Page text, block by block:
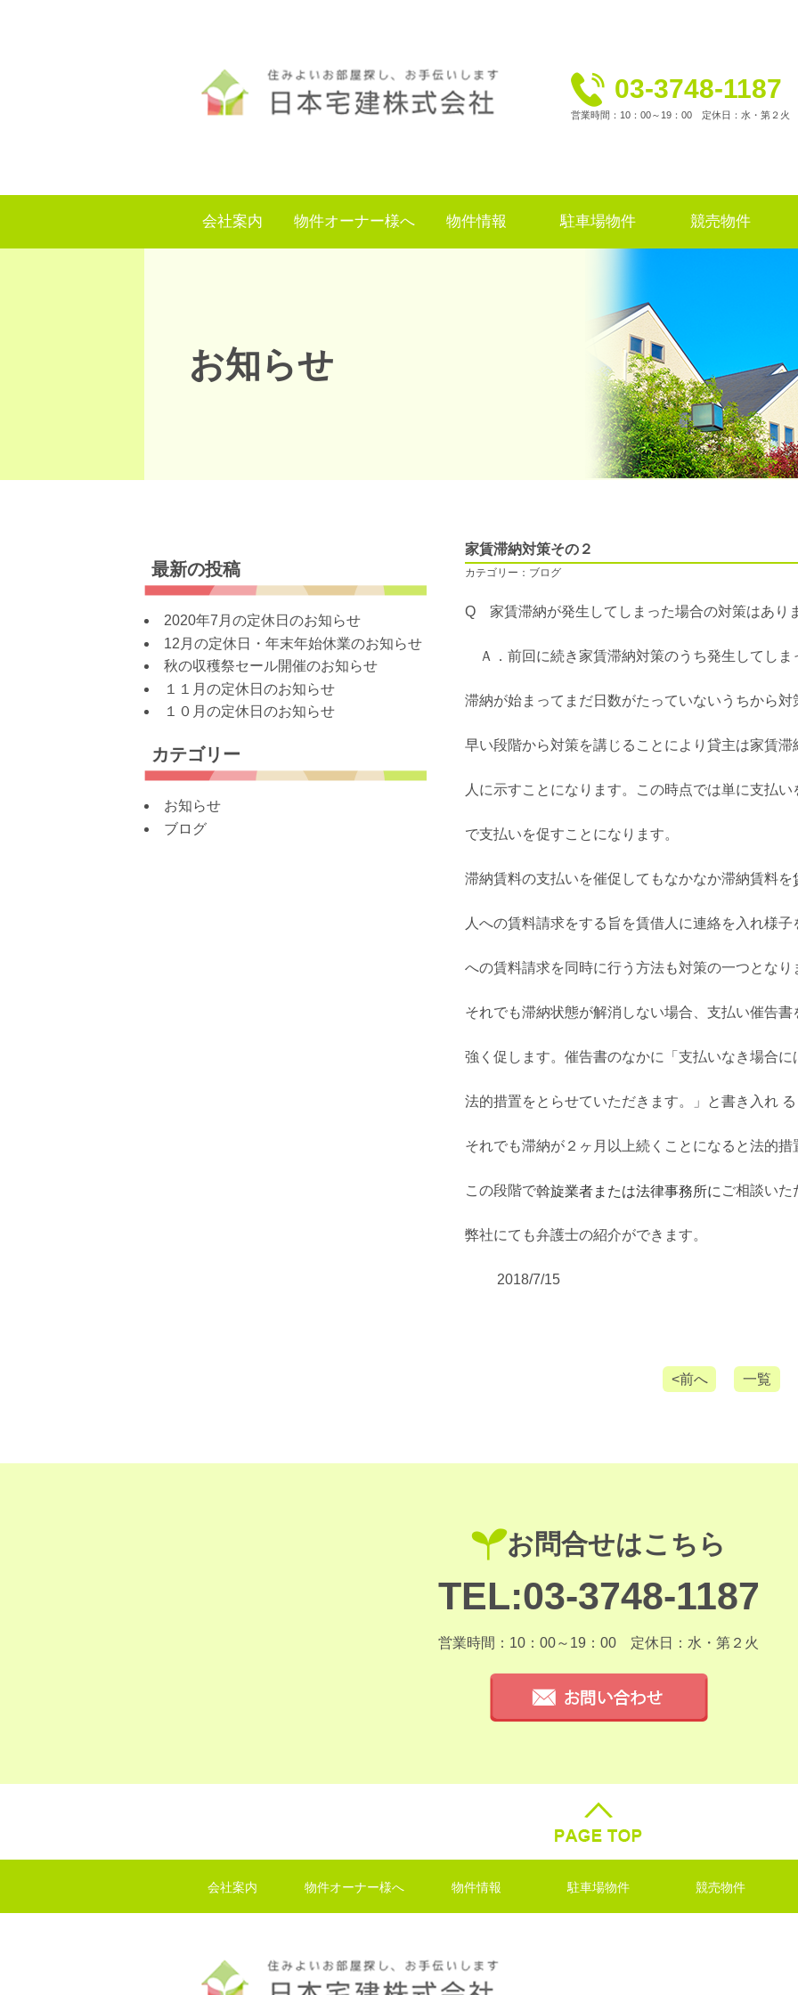
03-3748-1187
営業時間：10：00～19：00 定休日：水・第２火
会社案内 物件オーナー様へ 物件情報 駐車場物件 競売物件
お知らせ
最新の投稿
2020年7月の定休日のお知らせ
12月の定休日・年末年始休業のお知らせ
秋の収穫祭セール開催のお知らせ
１１月の定休日のお知らせ
１０月の定休日のお知らせ
カテゴリー
お知らせ
ブログ
家賃滞納対策その２
カテゴリー：ブログ
Q 家賃滞納が発生してしまった場合の対策はあり
Ａ．前回に続き家賃滞納対策のうち発生し
滞納が始まってまだ日数がたっていないうちから
早い段階から対策を講じることにより貸主は家賃
人に示すことになります。この時点では単に支払
で支払いを促すことになります。
滞納賃料の支払いを催促してもなかなか滞納賃料を
人への賃料請求をする旨を賃借人に連絡を入れ様
への賃料請求を同時に行う方法も対策の一つとなり
それでも滞納状態が解消しない場合、支払い催告
強く促します。催告書のなかに「支払いなき場合
法的措置をとらせていただきます。」と書き入れ
それでも滞納が２ヶ月以上続くことになると法的
この段階で斡旋業者または法律事務所にご相談いた
弊社にても弁護士の紹介ができます。
2018/7/15
<前へ 一覧
お問合せはこちら
TEL:03-3748-1187
営業時間：10：00～19：00 定休日：水・第２火
会社案内 物件オーナー様へ 物件情報 駐車場物件 競売物件